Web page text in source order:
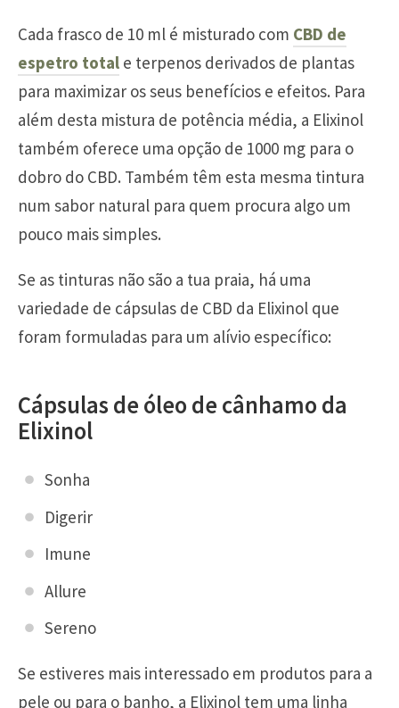
Cada frasco de 10 ml é misturado com CBD de
espetro total e terpenos derivados de plantas
para maximizar os seus benefícios e efeitos. Para
além desta mistura de potência média, a Elixinol
também oferece uma opção de 1000 mg para o
dobro do CBD. Também têm esta mesma tintura
num sabor natural para quem procura algo um
pouco mais simples.
Se as tinturas não são a tua praia, há uma
variedade de cápsulas de CBD da Elixinol que
foram formuladas para um alívio específico:
Cápsulas de óleo de cânhamo da
Elixinol
Sonha
Digerir
Imune
Allure
Sereno
Se estiveres mais interessado em produtos para a
pele ou para o banho, a Elixinol tem uma linha